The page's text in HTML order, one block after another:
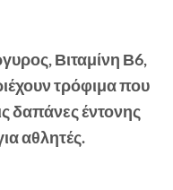
Βιταμίνη Β6,
τρόφιμα που
δαπάνες έντονης
αθλητές.